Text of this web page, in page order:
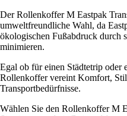
Der Rollenkoffer M Eastpak
umweltfreundliche Wahl, da
ökologischen Fußabdruck durch
minimieren.
Egal ob für einen Städtetrip oder
Rollenkoffer vereint Komfort,
Transportbedürfnisse.
Wählen Sie den Rollenkoffer M